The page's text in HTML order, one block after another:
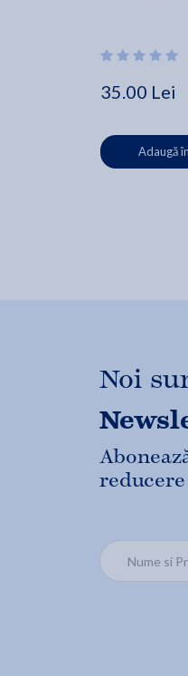
35.00 Lei
Adaugă
Noi